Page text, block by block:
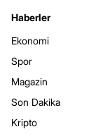
Haberler
Ekonomi
Spor
Magazin
Son Dakika
Kripto